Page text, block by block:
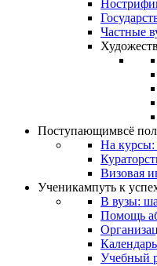
Частные
Поступающимвсё
На курсы:
Визовая
Ученикампуть к
В вузы:
Помощь
Учебный